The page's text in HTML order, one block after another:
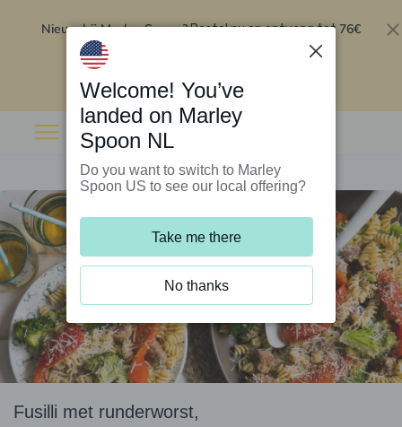
Nieuw bij Marley Spoon?Bestel nu en ontvang tot 76€
Fusilli met runderworst,
Welcome! You’ve
landed on Marley
Spoon NL
Do you want to switch to Marley
Spoon US to see our local offering?
Take me there
No thanks